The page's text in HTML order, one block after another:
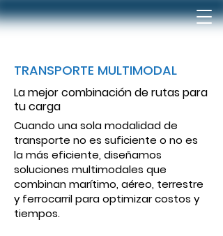
TRANSPORTE MULTIMODAL
La mejor combinación de rutas para
tu carga
Cuando una sola modalidad de
transporte no es suficiente o no es
la más eficiente, diseñamos
soluciones multimodales que
combinan marítimo, aéreo, terrestre
y ferrocarril para optimizar costos y
tiempos.